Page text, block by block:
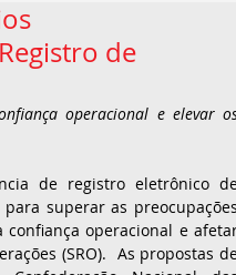
de
operacional e elevar
de registro eletrônico
superar as preocupações
operacional e
(SRO).  As propostas